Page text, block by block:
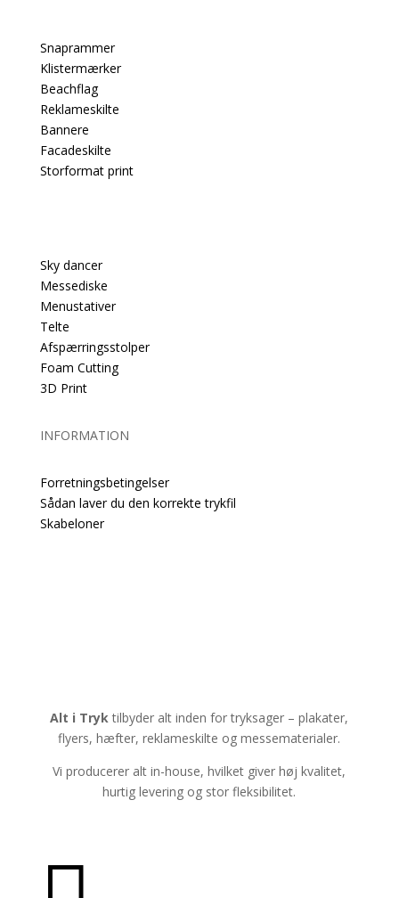
Snaprammer
Klistermærker
Beachflag
Reklameskilte
Bannere
Facadeskilte
Storformat print
Sky dancer
Messediske
Menustativer
Telte
Afspærringsstolper
Foam Cutting
3D Print
INFORMATION
Forretningsbetingelser
Sådan laver du den korrekte trykfil
Skabeloner
Alt i Tryktilbyder alt inden for tryksager – plakater,
flyers, hæfter, reklameskilte og messematerialer.
Vi producerer alt in-house, hvilket giver høj kvalitet,
hurtig levering og stor fleksibilitet.